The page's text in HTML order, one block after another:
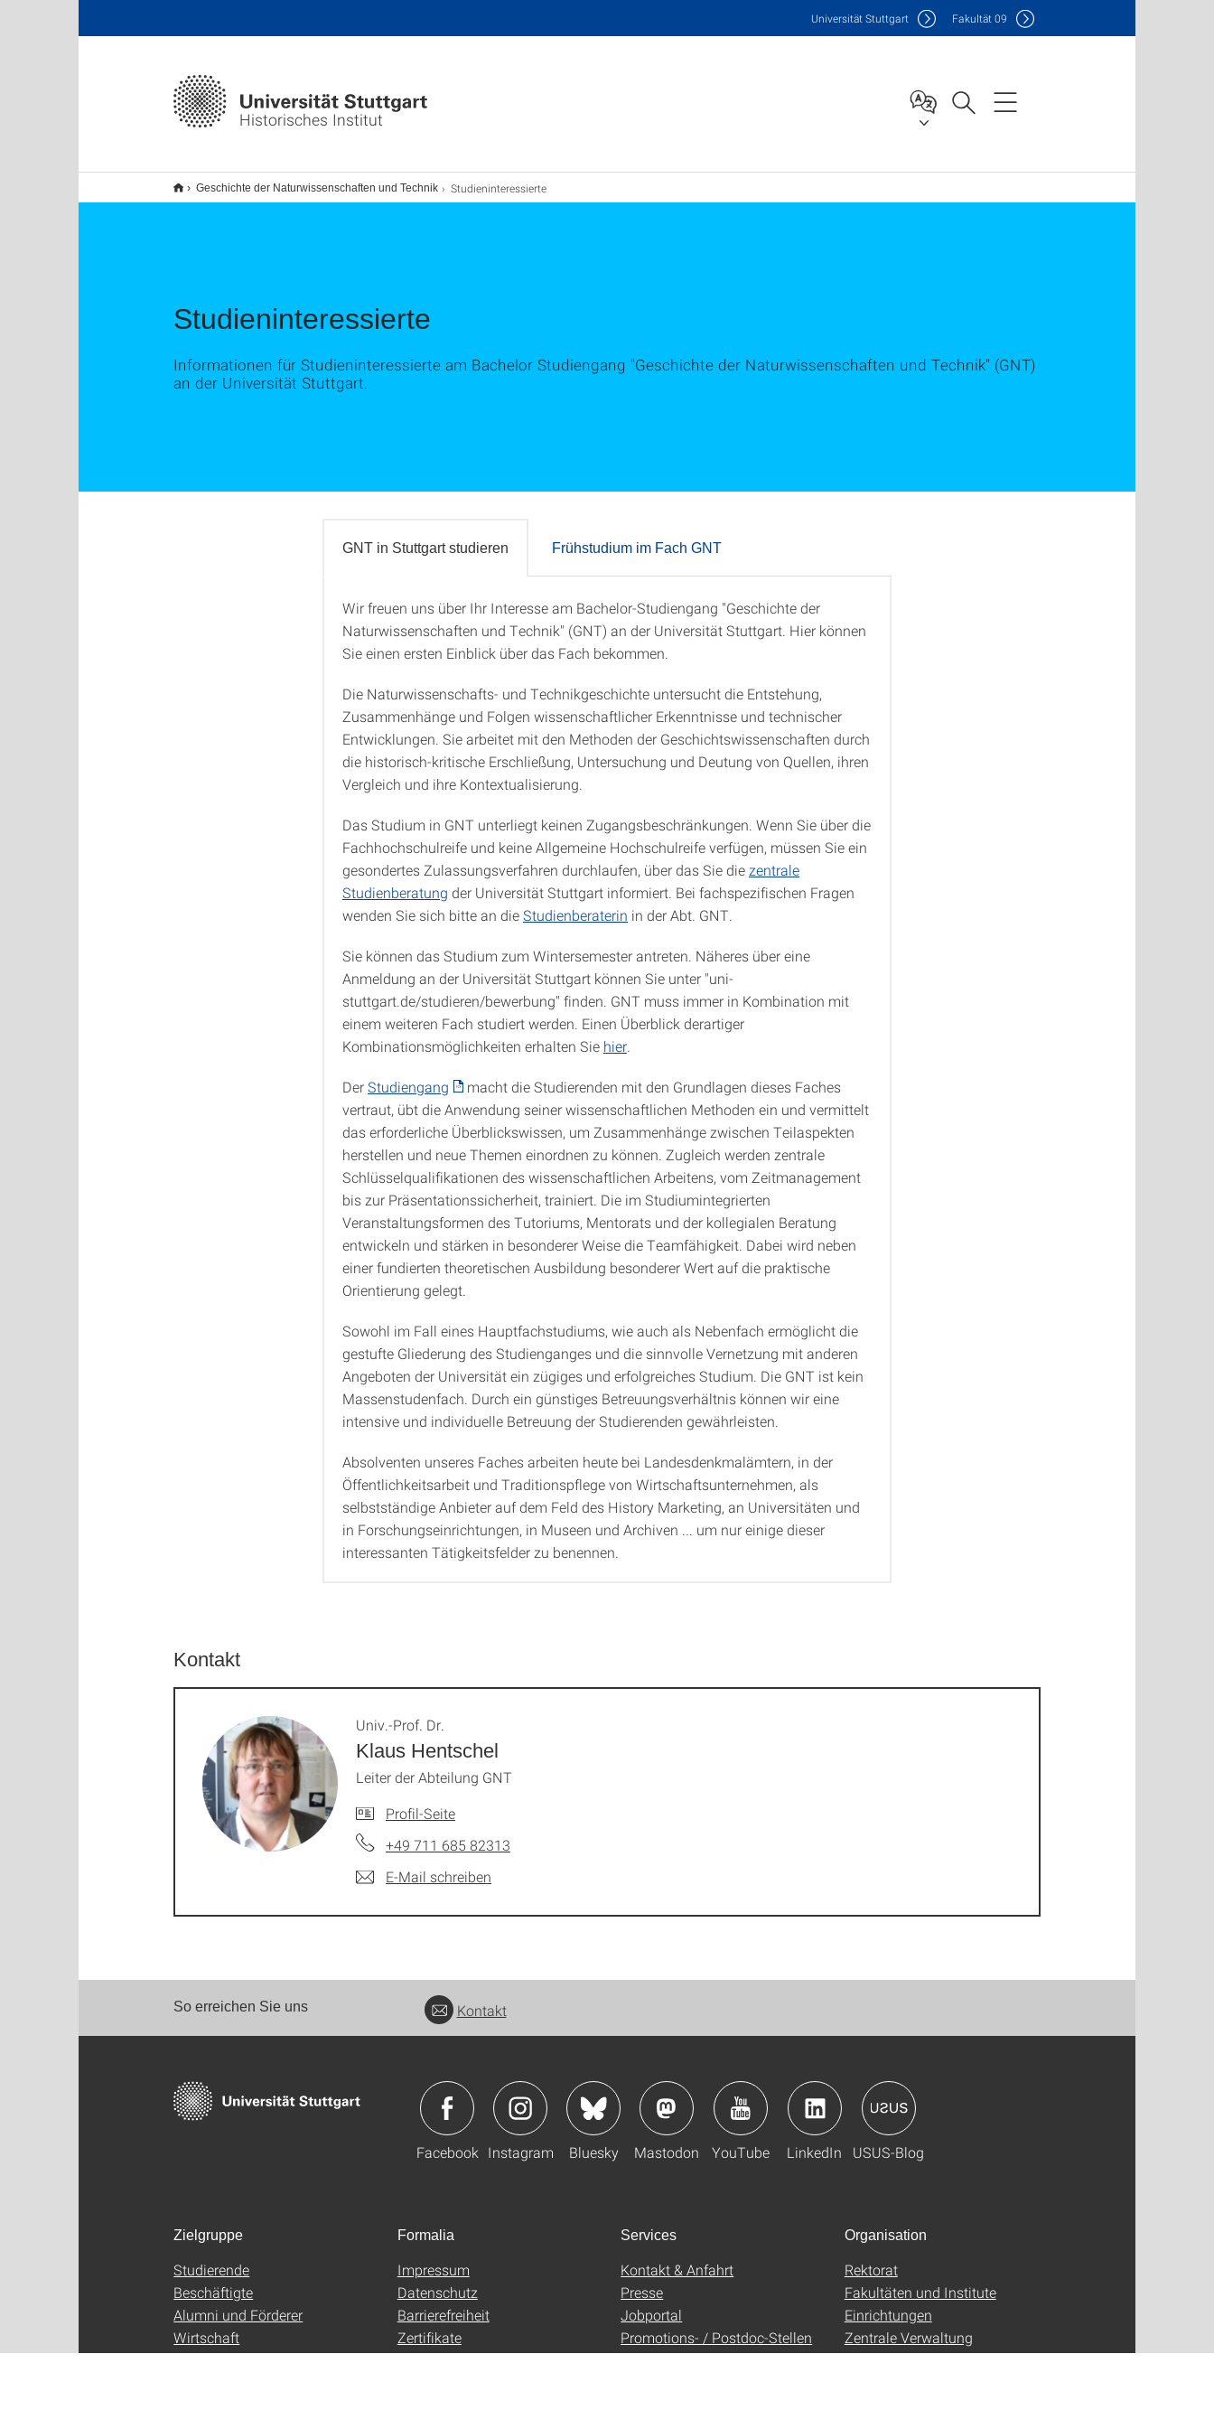
Historisches Institut
Universität Stuttgart Fakultät09
Geschichte der Naturwissenschaften und Technik Studieninteressierte
Studieninteressierte
Informationen für Studieninteressierte am Bachelor Studiengang "Geschichte der Naturwissenschaften und Technik" (GNT)
an der Universität Stuttgart.
GNT in Stuttgart studieren Frühstudium im Fach GNT
GNT in Stuttgart studieren
Wir freuen uns über Ihr Interesse am Bachelor-Studiengang "Geschichte der
Naturwissenschaften und Technik" (GNT) an der Universität Stuttgart. Hier können
Sie einen ersten Einblick über das Fach bekommen.
Die Naturwissenschafts- und Technikgeschichte untersucht die Entstehung,
Zusammenhänge und Folgen wissenschaftlicher Erkenntnisse und technischer
Entwicklungen. Sie arbeitet mit den Methoden der Geschichtswissenschaften durch
die historisch-kritische Erschließung, Untersuchung und Deutung von Quellen, ihren
Vergleich und ihre Kontextualisierung.
Das Studium in GNT unterliegt keinen Zugangsbeschränkungen. Wenn Sie über die
Fachhochschulreife und keine Allgemeine Hochschulreife verfügen, müssen Sie ein
gesondertes Zulassungsverfahren durchlaufen, über das Sie die zentrale
Studienberatung der Universität Stuttgart informiert. Bei fachspezifischen Fragen
wenden Sie sich bitte an dieStudienberaterin in der Abt. GNT.
Sie können das Studium zum Wintersemester antreten. Näheres über eine
Anmeldung an der Universität Stuttgart können Sie unter "uni-
stuttgart.de/studieren/bewerbung" finden. GNT muss immer in Kombination mit
einem weiteren Fach studiert werden. Einen Überblick derartiger
Kombinationsmöglichkeiten erhalten Sie hier
DerStudiengang
macht die Studierenden mit den Grundlagen dieses Faches
vertraut, übt die Anwendung seiner wissenschaftlichen Methoden ein und vermittelt
das erforderliche Überblickswissen, um Zusammenhänge zwischen Teilaspekten
herstellen und neue Themen einordnen zu können. Zugleich werden zentrale
Schlüsselqualifikationen des wissenschaftlichen Arbeitens, vom Zeitmanagement
bis zur Präsentationssicherheit, trainiert. Die im Studiumintegrierten
Veranstaltungsformen des Tutoriums, Mentorats und der kollegialen Beratung
entwickeln und stärken in besonderer Weise die Teamfähigkeit. Dabei wird neben
einer fundierten theoretischen Ausbildung besonderer Wert auf die praktische
Orientierung gelegt.
Sowohl im Fall eines Hauptfachstudiums, wie auch als Nebenfach ermöglicht die
gestufte Gliederung des Studienganges und die sinnvolle Vernetzung mit anderen
Angeboten der Universität ein zügiges und erfolgreiches Studium. Die GNT ist kein
Massenstudenfach. Durch ein günstiges Betreuungsverhältnis können wir eine
intensive und individuelle Betreuung der Studierenden gewährleisten.
Absolventen unseres Faches arbeiten heute bei Landesdenkmalämtern, in der
Öffentlichkeitsarbeit und Traditionspflege von Wirtschaftsunternehmen, als
selbstständige Anbieter auf dem Feld des History Marketing, an Universitäten und
in Forschungseinrichtungen, in Museen und Archiven ... um nur einige dieser
interessanten Tätigkeitsfelder zu benennen.
Kontakt
Klaus Hentschel
Univ.-Prof. Dr.
Leiter der Abteilung GNT
Profil-Seite
+49 711 685 82313
E-Mail schreiben
So erreichen Sie uns Kontakt
Facebook Instagram Bluesky Mastodon YouTube LinkedIn USUS-Blog
Zielgruppe
Studierende
Beschäftigte
Alumni und Förderer
Wirtschaft
Formalia
Impressum
Datenschutz
Barrierefreiheit
Zertifikate
Services
Kontakt & Anfahrt
Presse
Jobportal
Promotions- / Postdoc-Stellen
Organisation
Rektorat
Fakultäten und Institute
Einrichtungen
Zentrale Verwaltung